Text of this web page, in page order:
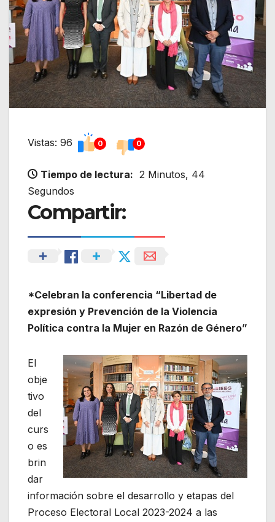
Vistas: 96 0 0
Tiempo de lectura: 2 Minutos, 44
Segundos
Compartir:
*Celebran la conferencia “Libertad de
expresión y Prevención de la Violencia
Política contra la Mujer en Razón de Género”
El
obje
tivo
del
curs
o es
brin
dar
información sobre el desarrollo y etapas del
Proceso Electoral Local 2023-2024 a las